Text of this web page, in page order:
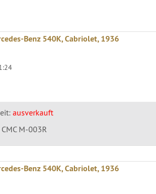
Benz 540K, Cabriolet, 1936
ausverkauft
M-003R
Benz 540K, Cabriolet, 1936